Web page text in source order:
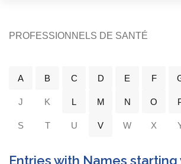
PROFESSIONNELS DE SANTÉ
A B C D E F
J K L M N O
S T U V W X
Entries with Names starting